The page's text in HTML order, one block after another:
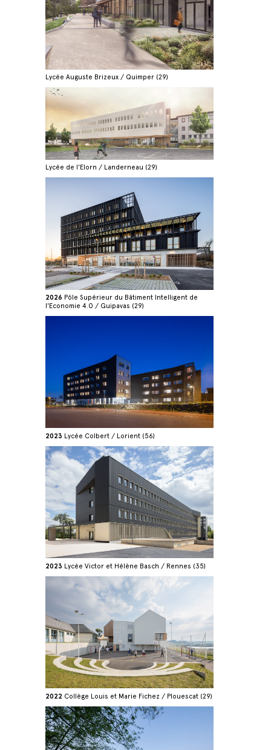
Lycée Auguste Brizeux / Quimper (29)
Lycée de l'Elorn / Landerneau (29)
2026 Pôle Supérieur du Bâtiment Intelligent de
l'Economie 4.0 / Guipavas (29)
2023 Lycée Colbert / Lorient (56)
2023 Lycée Victor et Hélène Basch / Rennes (35)
2022 Collège Louis et Marie Fichez / Plouescat (29)